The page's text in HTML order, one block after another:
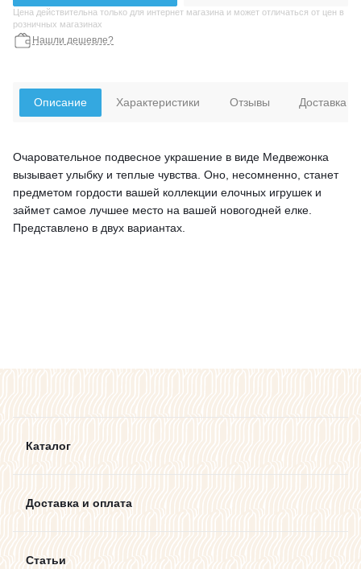
Цена действительна только для интернет магазина и может отличаться от цен в
розничных магазинах
Нашли дешевле?
Описание
Очаровательное подвесное украшение в виде Медвежонка
вызывает улыбку и теплые чувства. Оно, несомненно, станет
предметом гордости вашей коллекции елочных игрушек и
займет самое лучшее место на вашей новогодней елке.
Представлено в двух вариантах.
Характеристики Отзывы Доставка
Каталог
Доставка и оплата
Статьи